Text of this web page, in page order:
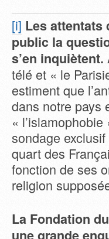
[i] Les attentats
public la
s’en inquiètent.
télé et « le
estiment que
dans notre pays
«
sondage
quart des
fonction de ses
religion
La Fondation
une grande